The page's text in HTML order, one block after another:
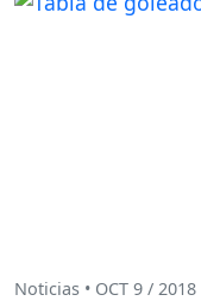
Noticias • OCT 9 / 2018